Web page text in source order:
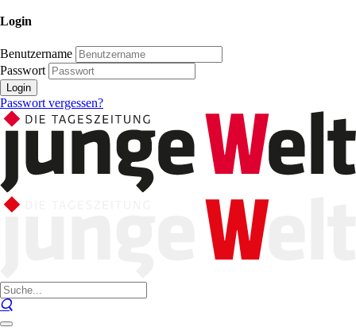
Login
Benutzername
Passwort
Login
Passwort vergessen?